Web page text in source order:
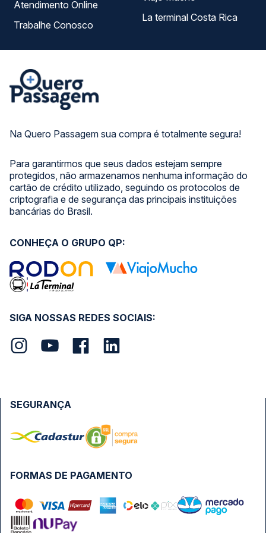
Na Quero Passagem sua compra é totalmente segura!
Para garantirmos que seus dados estejam sempre
protegidos, não armazenamos nenhuma informação do
cartão de crédito utilizado, seguindo os protocolos de
criptografia e de segurança das principais instituições
bancárias do Brasil.
Atendimento Online
Trabalhe Conosco
La terminal Costa Rica
SIGA NOSSAS REDES SOCIAIS:
CONHEÇA O GRUPO QP:
FORMAS DE PAGAMENTO
SEGURANÇA